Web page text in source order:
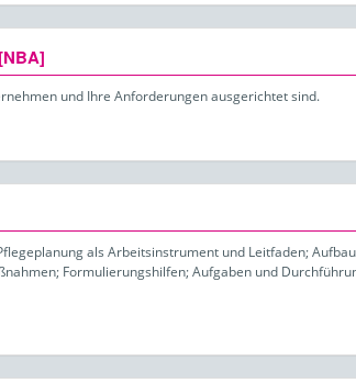
und Ihre Anforderungen ausgerichtet sind.
als Arbeitsinstrument und Leitfaden;
Formulierungshilfen; Aufgaben und